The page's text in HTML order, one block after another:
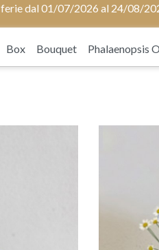
dal 01/07/2026 al 24/08/
Box Bouquet Phalaenopsis